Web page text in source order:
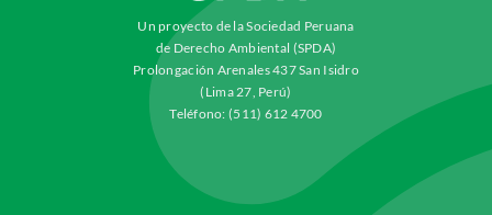
Un proyecto de la Sociedad Peruana
de Derecho Ambiental (SPDA)
Prolongación Arenales 437 San Isidro
(Lima 27, Perú)
Teléfono: (511) 612 4700